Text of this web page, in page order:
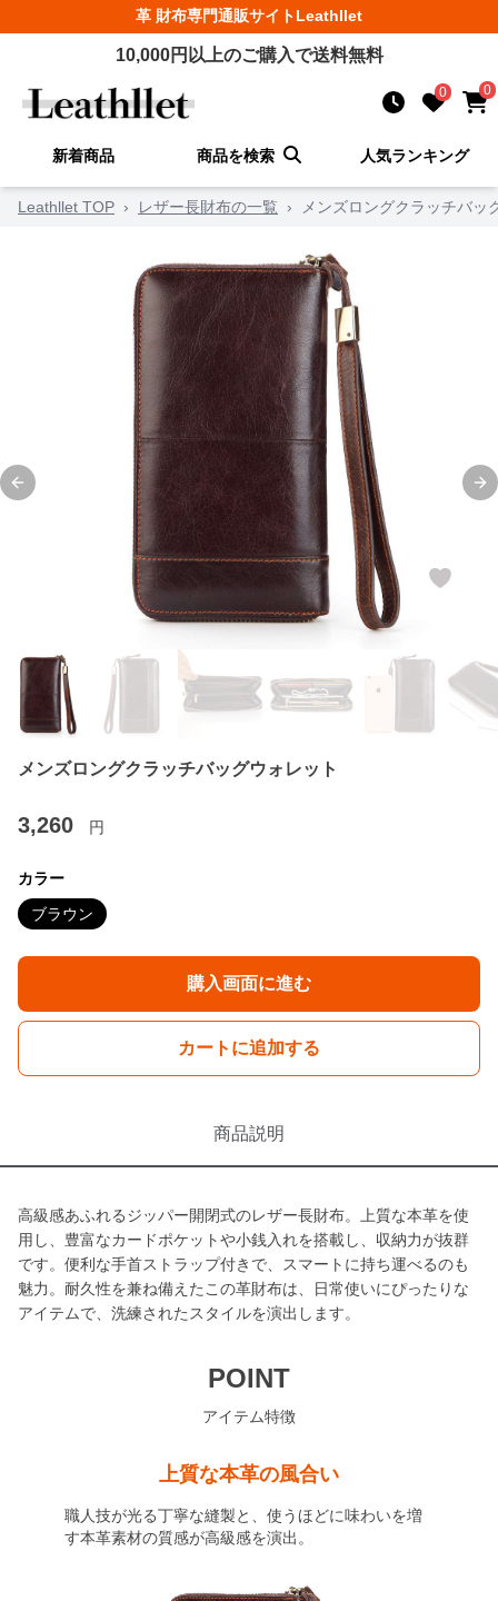
革 財布専門通販サイトLeathllet
10,000円以上のご購入で送料無料
0 0
新着商品 商品を検索 人気ランキング
Leathllet TOP › レザー長財布の一覧 › メンズロングクラッチバッ
Previous slide
メンズロングクラッチバッグウォレット
3,260 円
カラー
ブラウン
購入画面に進む
カートに追加する
商品説明
高級感あふれるジッパー開閉式のレザー長財布。上質な本革を使
用し、豊富なカードポケットや小銭入れを搭載し、収納力が抜群
です。便利な手首ストラップ付きで、スマートに持ち運べるのも
魅力。耐久性を兼ね備えたこの革財布は、日常使いにぴったりな
アイテムで、洗練されたスタイルを演出します。
POINT
アイテム特徴
上質な本革の風合い
職人技が光る丁寧な縫製と、使うほどに味わいを増
す本革素材の質感が高級感を演出。